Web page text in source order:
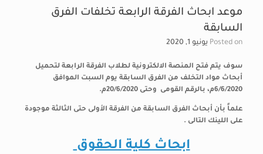
موعد ابحاث الفرقة الرابعة تخلفات الفرق
السابقة
Posted on يونيو 1, 2020
سوف يتم فتح المنصة الالكترونية لطلاب الفرقة الرابعة لتحميل
أبحاث مواد التخلف من الفرق السابقة يوم السبت الموافق
6/6/2020م، بالرقم القومى وحتى 20/6/2020م.
علماً بأن أبحاث الفرق السابقة من الفرقة الأولى حتى الثالثة موجودة
على اللينك التالى .
‏‏ابحاث كلية الحقوق